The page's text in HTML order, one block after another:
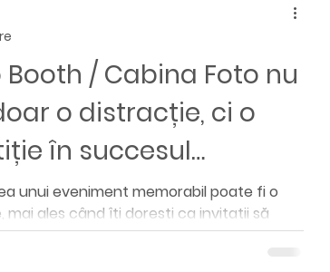
va person
Booth / Cabina Foto nu
o distracție, ci o
în succesul
tău!
unui eveniment memorabil poate fi o
mai ales când îți dorești ca invitații să
cu amintiri frumoase și...